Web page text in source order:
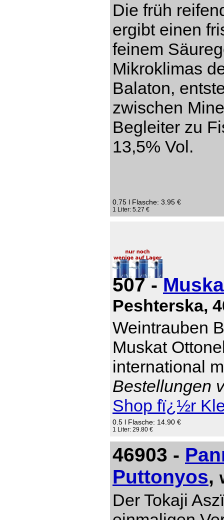
Die früh
ergibt einen
feinem
Mikroklimas
Balaton,
zwischen
Begleiter zu
13,5% Vol.
0.75 l Flasche: 3.95 €
1 Liter: 5.27 €
507 -
Peshterska,
Weintrauben
Muskat
international
Bestellungen
Shop fï¿½r
0.5 l Flasche: 14.90 €
1 Liter: 29.80 €
46903 -
Puttonyos,
Der Tokaji